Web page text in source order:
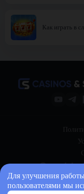
Как играть в
Для улучшения
пользователями мы